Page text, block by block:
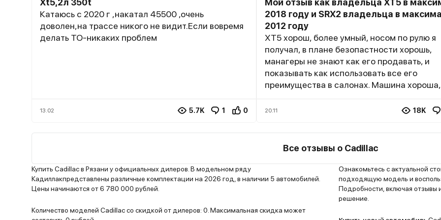
Xt5,2л 350t
Катаюсь с 2020 г ,накатал 45500 ,очень
доволен,на трассе никого не видит.Если вовремя
делать ТО-никаких проблем
13.02 5.7K 1 0
Мой отзыв как владельца XT5 в
2018 году и SRX2 владельца в
2012 году
ХТ5 хорош, более умный, носом по рулю я
получал, в плане безопастности хорошь,
манагеры не знают как его продавать, и
показывать как использовать все его
преимущества в салонах. Машина
об этом. В спб два офф дилера
Автопле завтра записан на 14.00! Олимп
что диски неориг стоят (хотя на ориг
просто переставляю их в сборе 2 лета
зима....посыл по гарантии полный.
полном поворочании руля, идёт
хрустик...попробуйте, просто полное
услышите...как ваше переднее колесо
20.11 18K
Все отзывы о Cadillac
Купить Cadillac в Рязани у официальных дилеров. В модельном ряду
Кадиллакпредставлены различные комплектации на 2026 год, в наличии 5 автомобилей.
Цены начинаются от 6 780 000 рублей.
Количество моделей Cadillac со скидкой от дилеров: 0. Максимальная скидка может
Ознакомьтесь с актуальной
подходящую модель и
Подробности, включая отзывы
решение.